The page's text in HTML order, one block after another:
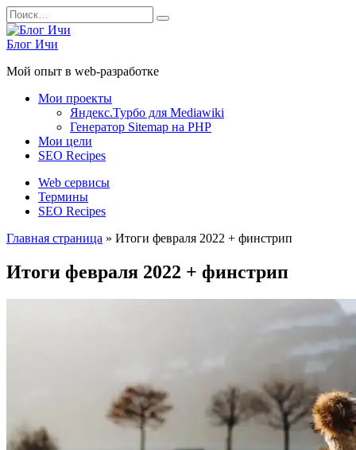
Перейти
к
содержанию
Search
for:
Блог Ичи
Мой опыт в web-разработке
Мои проекты
Яндекс.Турбо для Mediawiki
Генератор Sitemap на PHP
Мои цели
SEO Recipes
Web сервисы
Термины
SEO Recipes
Главная страница » Итоги февраля 2022 + финстрип
Итоги февраля 2022 + финстрип